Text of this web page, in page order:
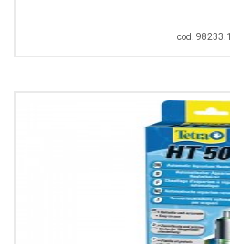
cod. 98233.1